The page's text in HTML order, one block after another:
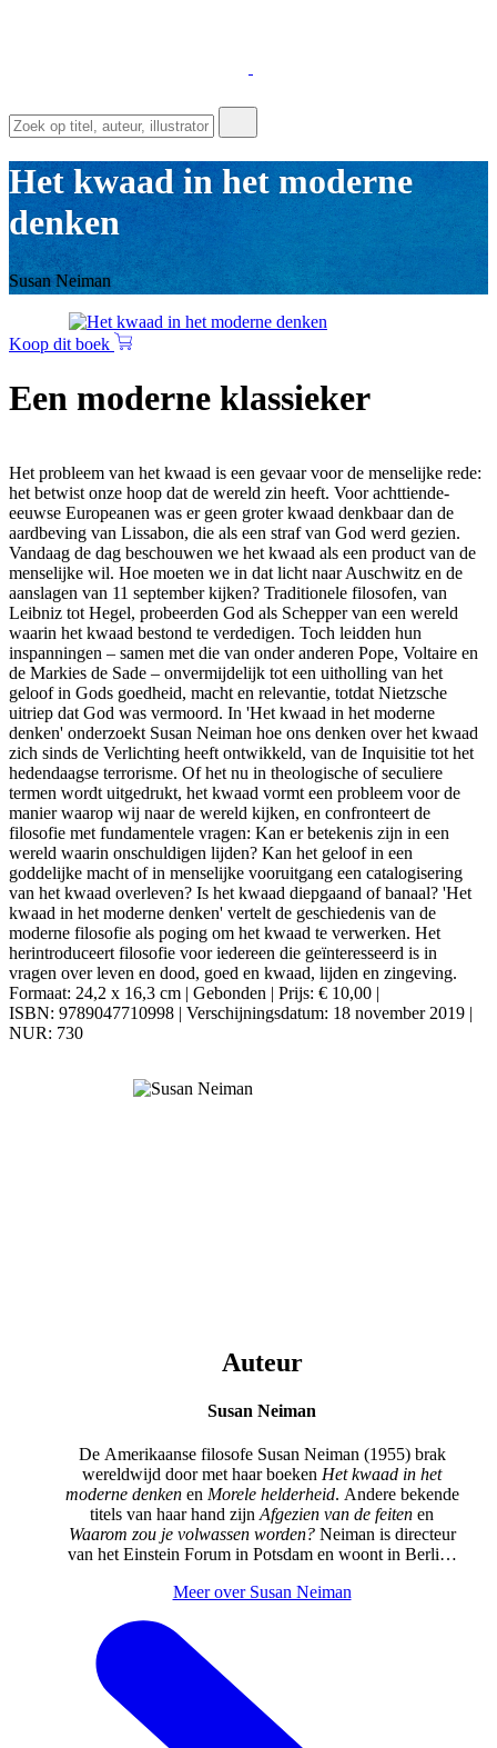
Het kwaad in het moderne
denken
Susan Neiman
Koop dit boek
Een moderne klassieker
Het probleem van het kwaad is een gevaar voor de menselijke rede:
het betwist onze hoop dat de wereld zin heeft. Voor achttiende-
eeuwse Europeanen was er geen groter kwaad denkbaar dan de
aardbeving van Lissabon, die als een straf van God werd gezien.
Vandaag de dag beschouwen we het kwaad als een product van de
menselijke wil. Hoe moeten we in dat licht naar Auschwitz en de
aanslagen van 11 september kijken? Traditionele filosofen, van
Leibniz tot Hegel, probeerden God als Schepper van een wereld
waarin het kwaad bestond te verdedigen. Toch leidden hun
inspanningen – samen met die van onder anderen Pope, Voltaire en
de Markies de Sade – onvermijdelijk tot een uitholling van het
geloof in Gods goedheid, macht en relevantie, totdat Nietzsche
uitriep dat God was vermoord. In 'Het kwaad in het moderne
denken' onderzoekt Susan Neiman hoe ons denken over het kwaad
zich sinds de Verlichting heeft ontwikkeld, van de Inquisitie tot het
hedendaagse terrorisme. Of het nu in theologische of seculiere
termen wordt uitgedrukt, het kwaad vormt een probleem voor de
manier waarop wij naar de wereld kijken, en confronteert de
filosofie met fundamentele vragen: Kan er betekenis zijn in een
wereld waarin onschuldigen lijden? Kan het geloof in een
goddelijke macht of in menselijke vooruitgang een catalogisering
van het kwaad overleven? Is het kwaad diepgaand of banaal? 'Het
kwaad in het moderne denken' vertelt de geschiedenis van de
moderne filosofie als poging om het kwaad te verwerken. Het
herintroduceert filosofie voor iedereen die geïnteresseerd is in
vragen over leven en dood, goed en kwaad, lijden en zingeving.
Formaat: 24,2 x 16,3 cm | Gebonden | Prijs: € 10,00 |
ISBN: 9789047710998 | Verschijningsdatum: 18 november 2019 |
NUR: 730
Auteur
Susan Neiman
De Amerikaanse filosofe Susan Neiman (1955) brak
wereldwijd door met haar boeken Het kwaad in het
moderne denkenen Morele helderheid. Andere bekende
titels van haar hand zijn Afgezien van de feiten en
Waarom zou je volwassen worden?Neiman is directeur
van het Einstein Forum in Potsdam en woont in Berlijn.
hoogleraar filosofie aan de universiteiten van Yale en
Spinozalens. 'Laten we idealen niet afmeten aan de
realiteit, maar de realiteit beoordelen aan de hand van
idealen.' - Susan Neiman
Meer over Susan Neiman